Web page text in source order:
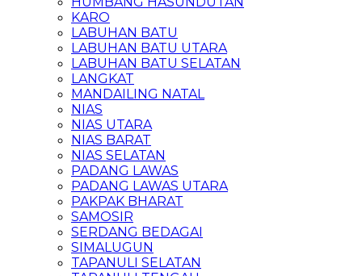
KARO
LABUHAN BATU
LABUHAN BATU UTARA
LABUHAN BATU SELATAN
LANGKAT
MANDAILING NATAL
NIAS
NIAS UTARA
NIAS BARAT
NIAS SELATAN
PADANG LAWAS
PADANG LAWAS UTARA
PAKPAK BHARAT
SAMOSIR
SERDANG BEDAGAI
SIMALUGUN
TAPANULI SELATAN